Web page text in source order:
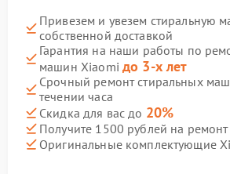
Привезем и увезем стиральную
собственной доставкой
Гарантия на наши работы по
машин Xiaomi до 3-х лет
Срочный ремонт стиральных
течении часа
Скидка для вас до 20%
Получите 1500 рублей на ремонт
Оригинальные комплектующие